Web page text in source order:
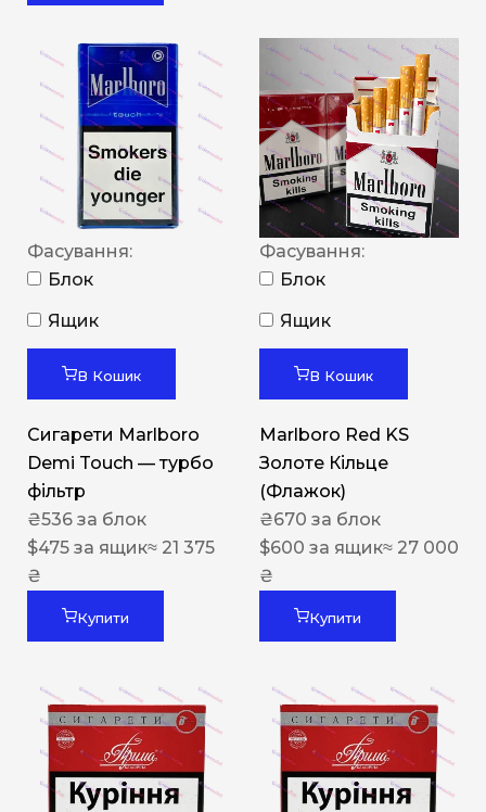
Фасування:
Блок
Ящик
В Кошик
Сигарети Marlboro
Demi Touch — турбо
фільтр
₴536 за блок
$475 за ящик≈ 21 375
₴
Купити
Фасування:
Блок
Ящик
В Кошик
Marlboro Red KS
Золоте Кільце
(Флажок)
₴670 за блок
$600 за ящик≈ 27 000
₴
Купити